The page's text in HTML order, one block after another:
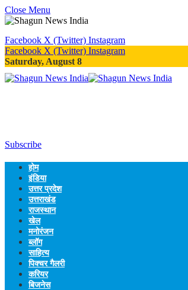
Close Menu
Facebook X (Twitter) Instagram
Facebook X (Twitter) Instagram
Saturday, August 8
Subscribe
होम
इंडिया
उत्तर प्रदेश
उत्तराखंड
राजस्थान
खेल
मनोरंजन
ब्लॉग
साहित्य
पिक्चर गैलरी
करियर
बिजनेस